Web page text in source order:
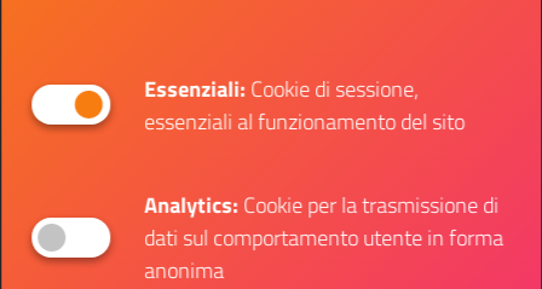
Essenziali:Cookie di sessione,
essenziali al funzionamento del sito
Analytics:Cookie per la trasmissione di
dati sul comportamento utente in forma
anonima